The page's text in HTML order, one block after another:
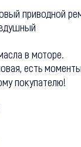
приводной
в моторе.
есть
покупателю!